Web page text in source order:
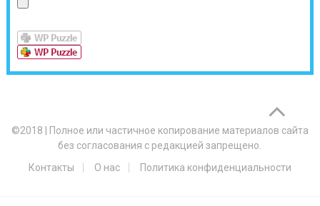
©2018
Полное или частичное копирование материалов сайта
без согласования с редакцией запрещено.
Контакты
О нас Политика конфиденциальности